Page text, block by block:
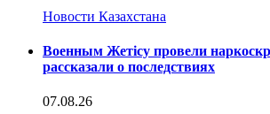
Новости Казахстана
Военным Жетісу провели
рассказали о последствиях
07.08.26